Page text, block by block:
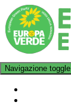
Navigazione toggle